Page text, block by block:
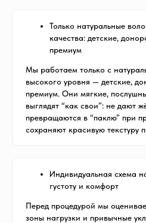
Только натуральные
качества: детские,
премиум
Мы работаем только с
высокого уровня — детские,
премиум. Они мягкие,
выглядят “как свои”: не дают
превращаются в “паклю” при
сохраняют красивую текстуру
Индивидуальная схема
густоту и комфорт
Перед процедурой мы
зоны нагрузки и привычные